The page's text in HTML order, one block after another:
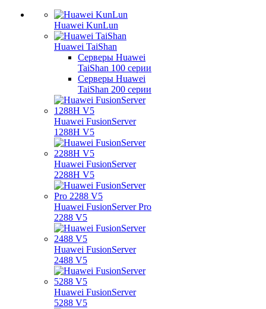
Huawei KunLun
Huawei TaiShan
Серверы Huawei
TaiShan 100 серии
Серверы Huawei
TaiShan 200 серии
Huawei FusionServer
1288H V5
Huawei FusionServer
2288H V5
Huawei FusionServer Pro
2288 V5
Huawei FusionServer
2488 V5
Huawei FusionServer
5288 V5